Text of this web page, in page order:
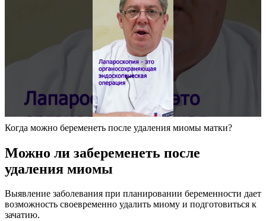
Когда можно беременеть после удаления миомы матки?
Можно ли забеременеть после
удаления миомы
Выявление заболевания при планировании беременности дает
возможность своевременно удалить миому и подготовиться к
зачатию.